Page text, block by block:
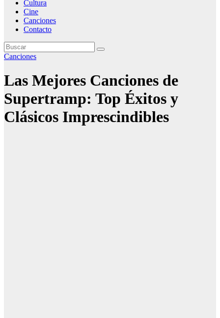
Cultura
Cine
Canciones
Contacto
Canciones
Las Mejores Canciones de
Supertramp: Top Éxitos y
Clásicos Imprescindibles